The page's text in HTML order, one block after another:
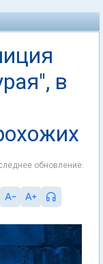
в
обновление: